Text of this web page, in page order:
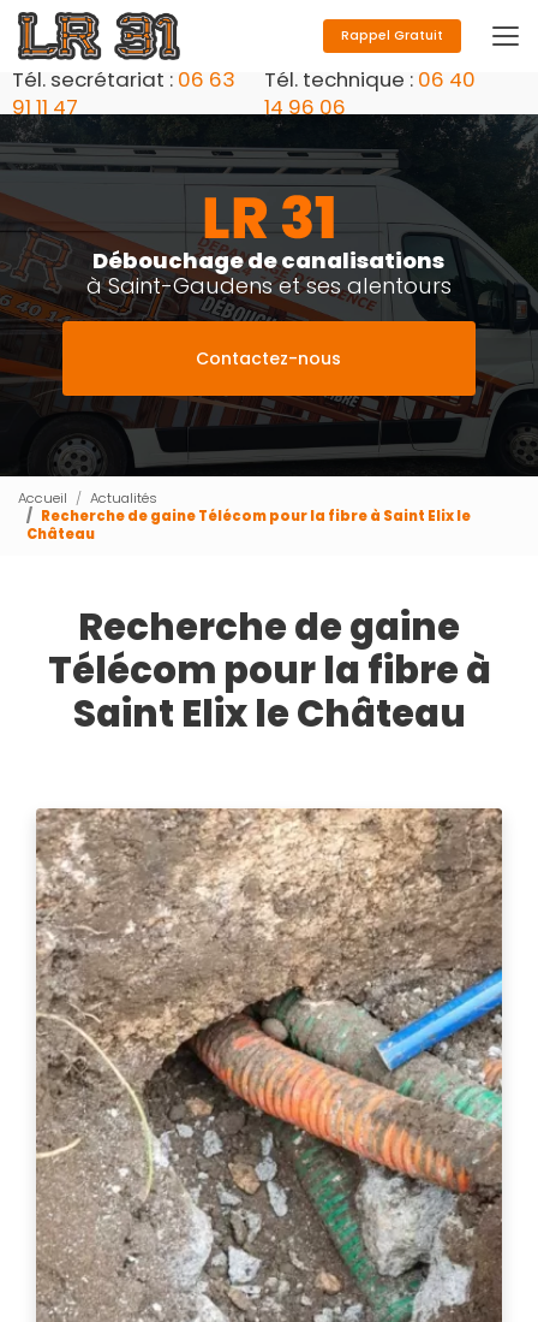
Aller
au
contenu
principal
Tél. secrétariat : 06 63
91 11 47
Tél. technique : 06 40
14 96 06
Rappel Gratuit
Débouchage de canalisations
à Saint-Gaudens et ses alentours
Contactez-nous
Accueil
Actualités
Recherche de gaine Télécom pour la fibre à Saint Elix le
Château
Recherche de gaine
Télécom pour la fibre à
Saint Elix le Château